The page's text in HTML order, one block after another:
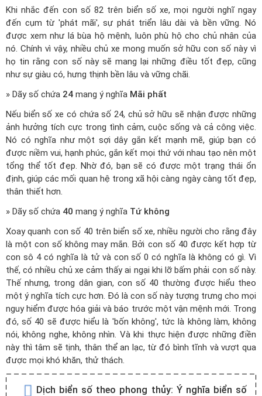
Khi nhắc đến con số 82 trên biển số xe, mọi người nghĩ ngay
đến cụm từ 'phát mãi', sự phát triển lâu dài và bền vững. Nó
được xem như lá bùa hộ mệnh, luôn phù hộ cho chủ nhân của
nó. Chính vì vậy, nhiều chủ xe mong muốn sở hữu con số này vì
họ tin rằng con số này sẽ mang lại những điều tốt đẹp, cũng
như sự giàu có, hưng thịnh bền lâu và vững chãi.
» Dãy số chứa 24 mang ý nghĩa Mãi phất
Nếu biển số xe có chứa số 24, chủ sở hữu sẽ nhận được những
ảnh hưởng tích cực trong tình cảm, cuộc sống và cả công việc.
Nó có nghĩa như một sợi dây gắn kết mạnh mẽ, giúp bạn có
được niềm vui, hạnh phúc, gắn kết mọi thứ với nhau tạo nên một
tổng thể tốt đẹp. Nhờ đó, bạn sẽ có được một trạng thái ổn
định, giúp các mối quan hệ trong xã hội càng ngày càng tốt đẹp,
thân thiết hơn.
» Dãy số chứa 40 mang ý nghĩa Tứ không
Xoay quanh con số 40 trên biển số xe, nhiều người cho rằng đây
là một con số không may mắn. Bởi con số 40 được kết hợp từ
con sô 4 có nghĩa là tử và con số 0 có nghĩa là không có gì. Vì
thế, có nhiều chủ xe cảm thấy ai ngại khi lỡ bấm phải con số này.
Thế nhưng, trong dân gian, con số 40 thường được hiểu theo
một ý nghĩa tích cực hơn. Đó là con số này tượng trưng cho mọi
nguy hiểm được hóa giải và báo trước một vận mệnh mới. Trong
đó, số 40 sẽ được hiểu là 'bốn không', tức là không làm, không
nói, không nghe, không nhìn. Và khi thực hiện được những điền
này thì tâm sẽ tịnh, thân thể an lạc, từ đó bình tĩnh và vượt qua
được mọi khó khăn, thử thách.
Dịch biển số theo phong thủy: Ý nghĩa biển số